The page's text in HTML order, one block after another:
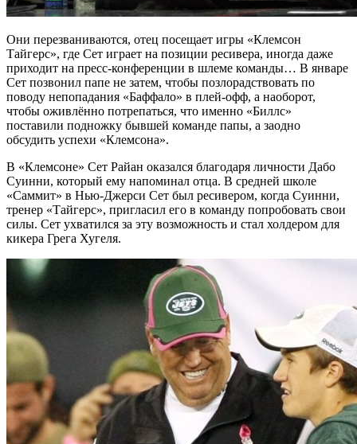
Они перезваниваются, отец посещает игры «Клемсон
Тайгерс», где Сет играет на позиции ресивера, иногда даже
приходит на пресс-конференции в шлеме команды… В январе
Сет позвонил папе не затем, чтобы позлорадствовать по
поводу непопадания «Баффало» в плей-офф, а наоборот,
чтобы оживлённо потрепаться, что именно «Биллс»
поставили подножку бывшей команде папы, а заодно
обсудить успехи «Клемсона».
В «Клемсоне» Сет Райан оказался благодаря личности Дабо
Суинни, который ему напоминал отца. В средней школе
«Саммит» в Нью-Джерси Сет был ресивером, когда Суинни,
тренер «Тайгерс», пригласил его в команду попробовать свои
силы. Сет ухватился за эту возможность и стал холдером для
кикера Грега Хугеля.